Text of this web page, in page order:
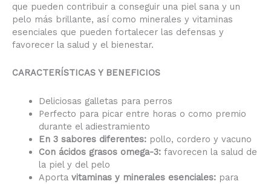
que pueden contribuir a conseguir una piel sana y un
pelo más brillante, así como minerales y vitaminas
esenciales que pueden fortalecer las defensas y
favorecer la salud y el bienestar.
CARACTERÍSTICAS Y BENEFICIOS
Deliciosas galletas para perros
Perfecto para picar entre horas o como premio
durante el adiestramiento
En 3 sabores diferentes:pollo, cordero y vacuno
Con ácidos grasos omega-3:favorecen la salud de
la piel y del pelo
Aporta vitaminas y minerales esenciales:para